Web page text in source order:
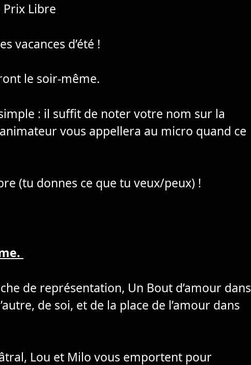
Prix Libre
vacances d’été !
le soir-même.
: il suffit de noter votre nom sur la
vous appellera au micro quand ce
(tu donnes ce que tu veux/peux) !
de représentation, Un Bout d’amour dans
de soi, et de la place de l’amour dans
Lou et Milo vous emportent pour